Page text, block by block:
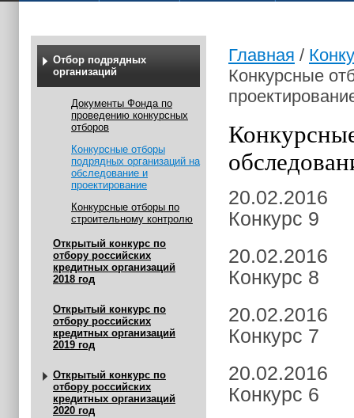
Отбор подрядных
организаций
Документы Фонда по
проведению конкурсных
отборов
Конкурсные отборы
подрядных организаций на
обследование и
проектирование
Конкурсные отборы по
строительному контролю
Открытый конкурс по
отбору российских
кредитных организаций
2018 год
Открытый конкурс по
отбору российских
кредитных организаций
2019 год
Открытый конкурс по
отбору российских
кредитных организаций
2020 год
Главная /
Конкурсные
20.02.2016
Конкурс 9
20.02.2016
Конкурс 8
20.02.2016
Конкурс 7
20.02.2016
Конкурс 6